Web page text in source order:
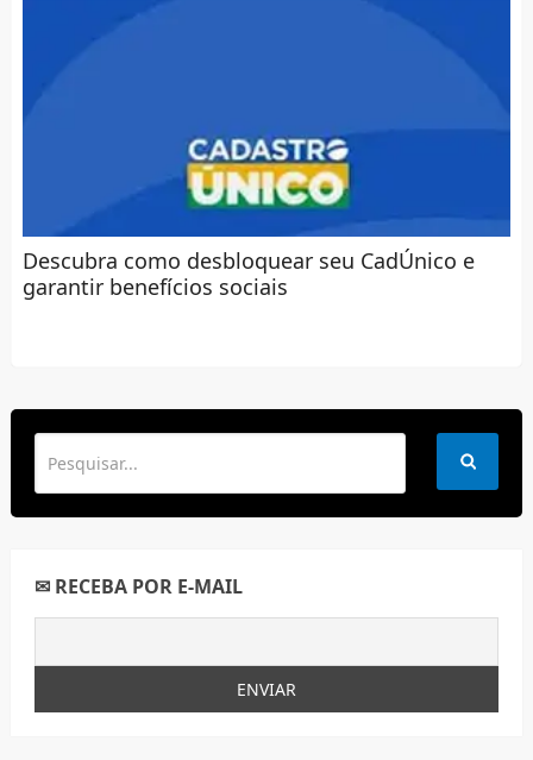
Descubra como desbloquear seu CadÚnico e
garantir benefícios sociais
✉ RECEBA POR E-MAIL